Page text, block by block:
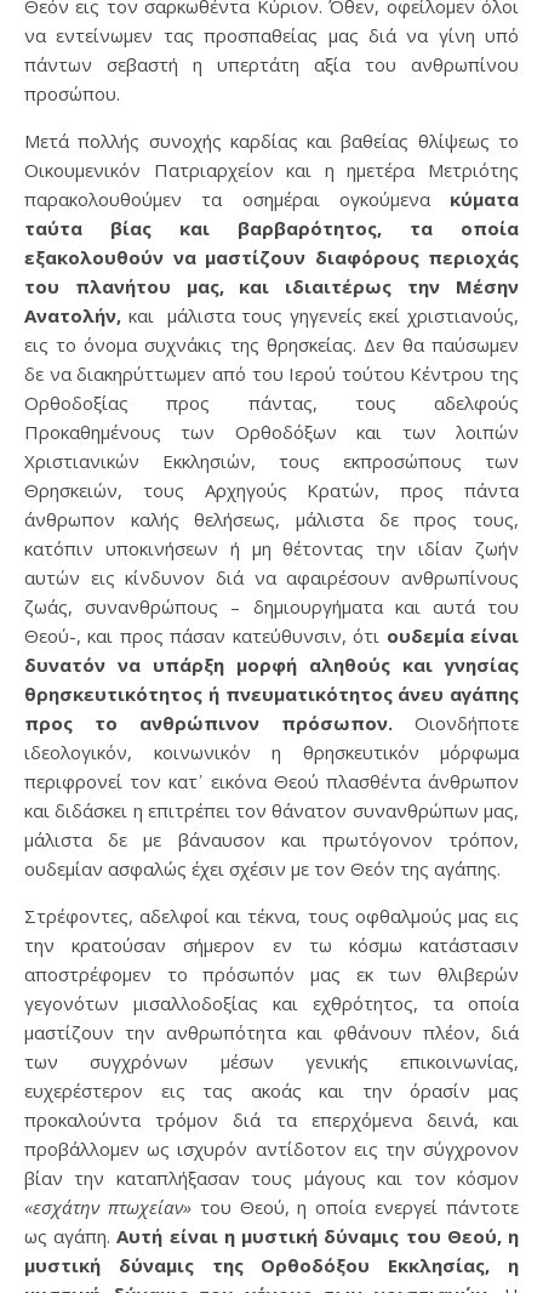
Θεόν εις τον σαρκωθέντα Κύριον. Όθεν, οφείλομεν όλοι
να εντείνωμεν τας προσπαθείας μας διά να γίνη υπό
πάντων σεβαστή η υπερτάτη αξία του ανθρωπίνου
προσώπου.
Μετά πολλής συνοχής καρδίας και βαθείας θλίψεως το
Οικουμενικόν Πατριαρχείον και η ημετέρα Μετριότης
παρακολουθούμεν τα οσημέραι ογκούμενακύματα
ταύτα βίας και βαρβαρότητος, τα οποία
εξακολουθούν να μαστίζουν διαφόρους περιοχάς
του πλανήτου μας, και ιδιαιτέρως την Μέσην
Ανατολήν, και μάλιστα τους γηγενείς εκεί χριστιανούς,
εις το όνομα συχνάκις της θρησκείας. Δεν θα παύσωμεν
δε να διακηρύττωμεν από του Ιερού τούτου Κέντρου της
Ορθοδοξίας προς πάντας, τους αδελφούς
Προκαθημένους των Ορθοδόξων και των λοιπών
Χριστιανικών Εκκλησιών, τους εκπροσώπους των
Θρησκειών, τους Αρχηγούς Κρατών, προς πάντα
άνθρωπον καλής θελήσεως, μάλιστα δε προς τους,
κατόπιν υποκινήσεων ή μη θέτοντας την ιδίαν ζωήν
αυτών εις κίνδυνον διά να αφαιρέσουν ανθρωπίνους
ζωάς, συνανθρώπους – δημιουργήματα και αυτά του
Θεού-, και προς πάσαν κατεύθυνσιν, ότι ουδεμία είναι
δυνατόν να υπάρξη μορφή αληθούς και γνησίας
θρησκευτικότητος ή πνευματικότητος άνευ αγάπης
προς το ανθρώπινον πρόσωπον. Οιονδήποτε
ιδεολογικόν, κοινωνικόν η θρησκευτικόν μόρφωμα
περιφρονεί τον κατ᾿ εικόνα Θεού πλασθέντα άνθρωπον
και διδάσκει η επιτρέπει τον θάνατον συνανθρώπων μας,
μάλιστα δε με βάναυσον και πρωτόγονον τρόπον,
ουδεμίαν ασφαλώς έχει σχέσιν με τον Θεόν της αγάπης.
Στρέφοντες, αδελφοί και τέκνα, τους οφθαλμούς μας εις
την κρατούσαν σήμερον εν τω κόσμω κατάστασιν
αποστρέφομεν το πρόσωπόν μας εκ των θλιβερών
γεγονότων μισαλλοδοξίας και εχθρότητος, τα οποία
μαστίζουν την ανθρωπότητα και φθάνουν πλέον, διά
των συγχρόνων μέσων γενικής επικοινωνίας,
ευχερέστερον εις τας ακοάς και την όρασίν μας
προκαλούντα τρόμον διά τα επερχόμενα δεινά, και
προβάλλομεν ως ισχυρόν αντίδοτον εις την σύγχρονον
βίαν την καταπλήξασαν τους μάγους και τον κόσμον
«εσχάτην πτωχείαν» του Θεού, η οποία ενεργεί πάντοτε
ως αγάπη.Αυτή είναι η μυστική δύναμις του Θεού, η
μυστική δύναμις της Ορθοδόξου Εκκλησίας, η